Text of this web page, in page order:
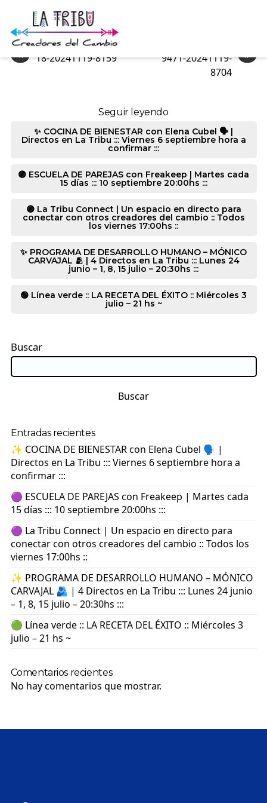
9085-20241119-8374
« 18-20241119-8159 »
9471-20241119-
8704
Seguir leyendo
✨ COCINA DE BIENESTAR con Elena Cubel 🗣️ |
Directos en La Tribu ::: Viernes 6 septiembre hora a
confirmar :::
🟣 ESCUELA DE PAREJAS con Freakeep | Martes cada
15 días ::: 10 septiembre 20:00hs :::
🟣 La Tribu Connect | Un espacio en directo para
conectar con otros creadores del cambio :: Todos
los viernes 17:00hs ::
✨ PROGRAMA DE DESARROLLO HUMANO – MÓNICO
CARVAJAL 🫂 | 4 Directos en La Tribu ::: Lunes 24
junio – 1, 8, 15 julio – 20:30hs :::
🟢 Línea verde :: LA RECETA DEL ÉXITO :: Miércoles 3
julio – 21 hs ~
Buscar
Buscar
Entradas recientes
✨ COCINA DE BIENESTAR con Elena Cubel 🗣️ |
Directos en La Tribu ::: Viernes 6 septiembre hora a
confirmar :::
🟣 ESCUELA DE PAREJAS con Freakeep | Martes cada
15 días ::: 10 septiembre 20:00hs :::
🟣 La Tribu Connect | Un espacio en directo para
conectar con otros creadores del cambio :: Todos los
viernes 17:00hs ::
✨ PROGRAMA DE DESARROLLO HUMANO – MÓNICO
CARVAJAL 🫂 | 4 Directos en La Tribu ::: Lunes 24 junio
– 1, 8, 15 julio – 20:30hs :::
🟢 Línea verde :: LA RECETA DEL ÉXITO :: Miércoles 3
julio – 21 hs ~
Comentarios recientes
No hay comentarios que mostrar.